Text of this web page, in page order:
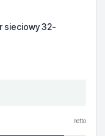
sieciowy 32-
netto